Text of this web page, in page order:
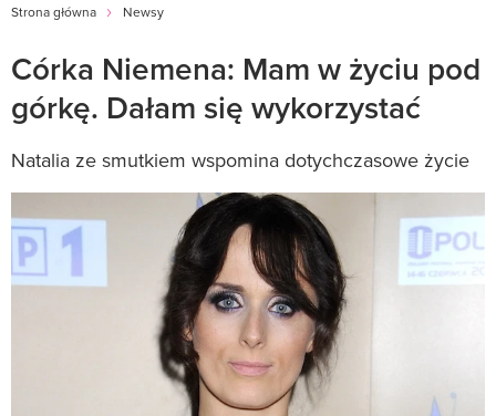
Strona główna Newsy
Córka Niemena: Mam w życiu pod
górkę. Dałam się wykorzystać
Natalia ze smutkiem wspomina dotychczasowe życie